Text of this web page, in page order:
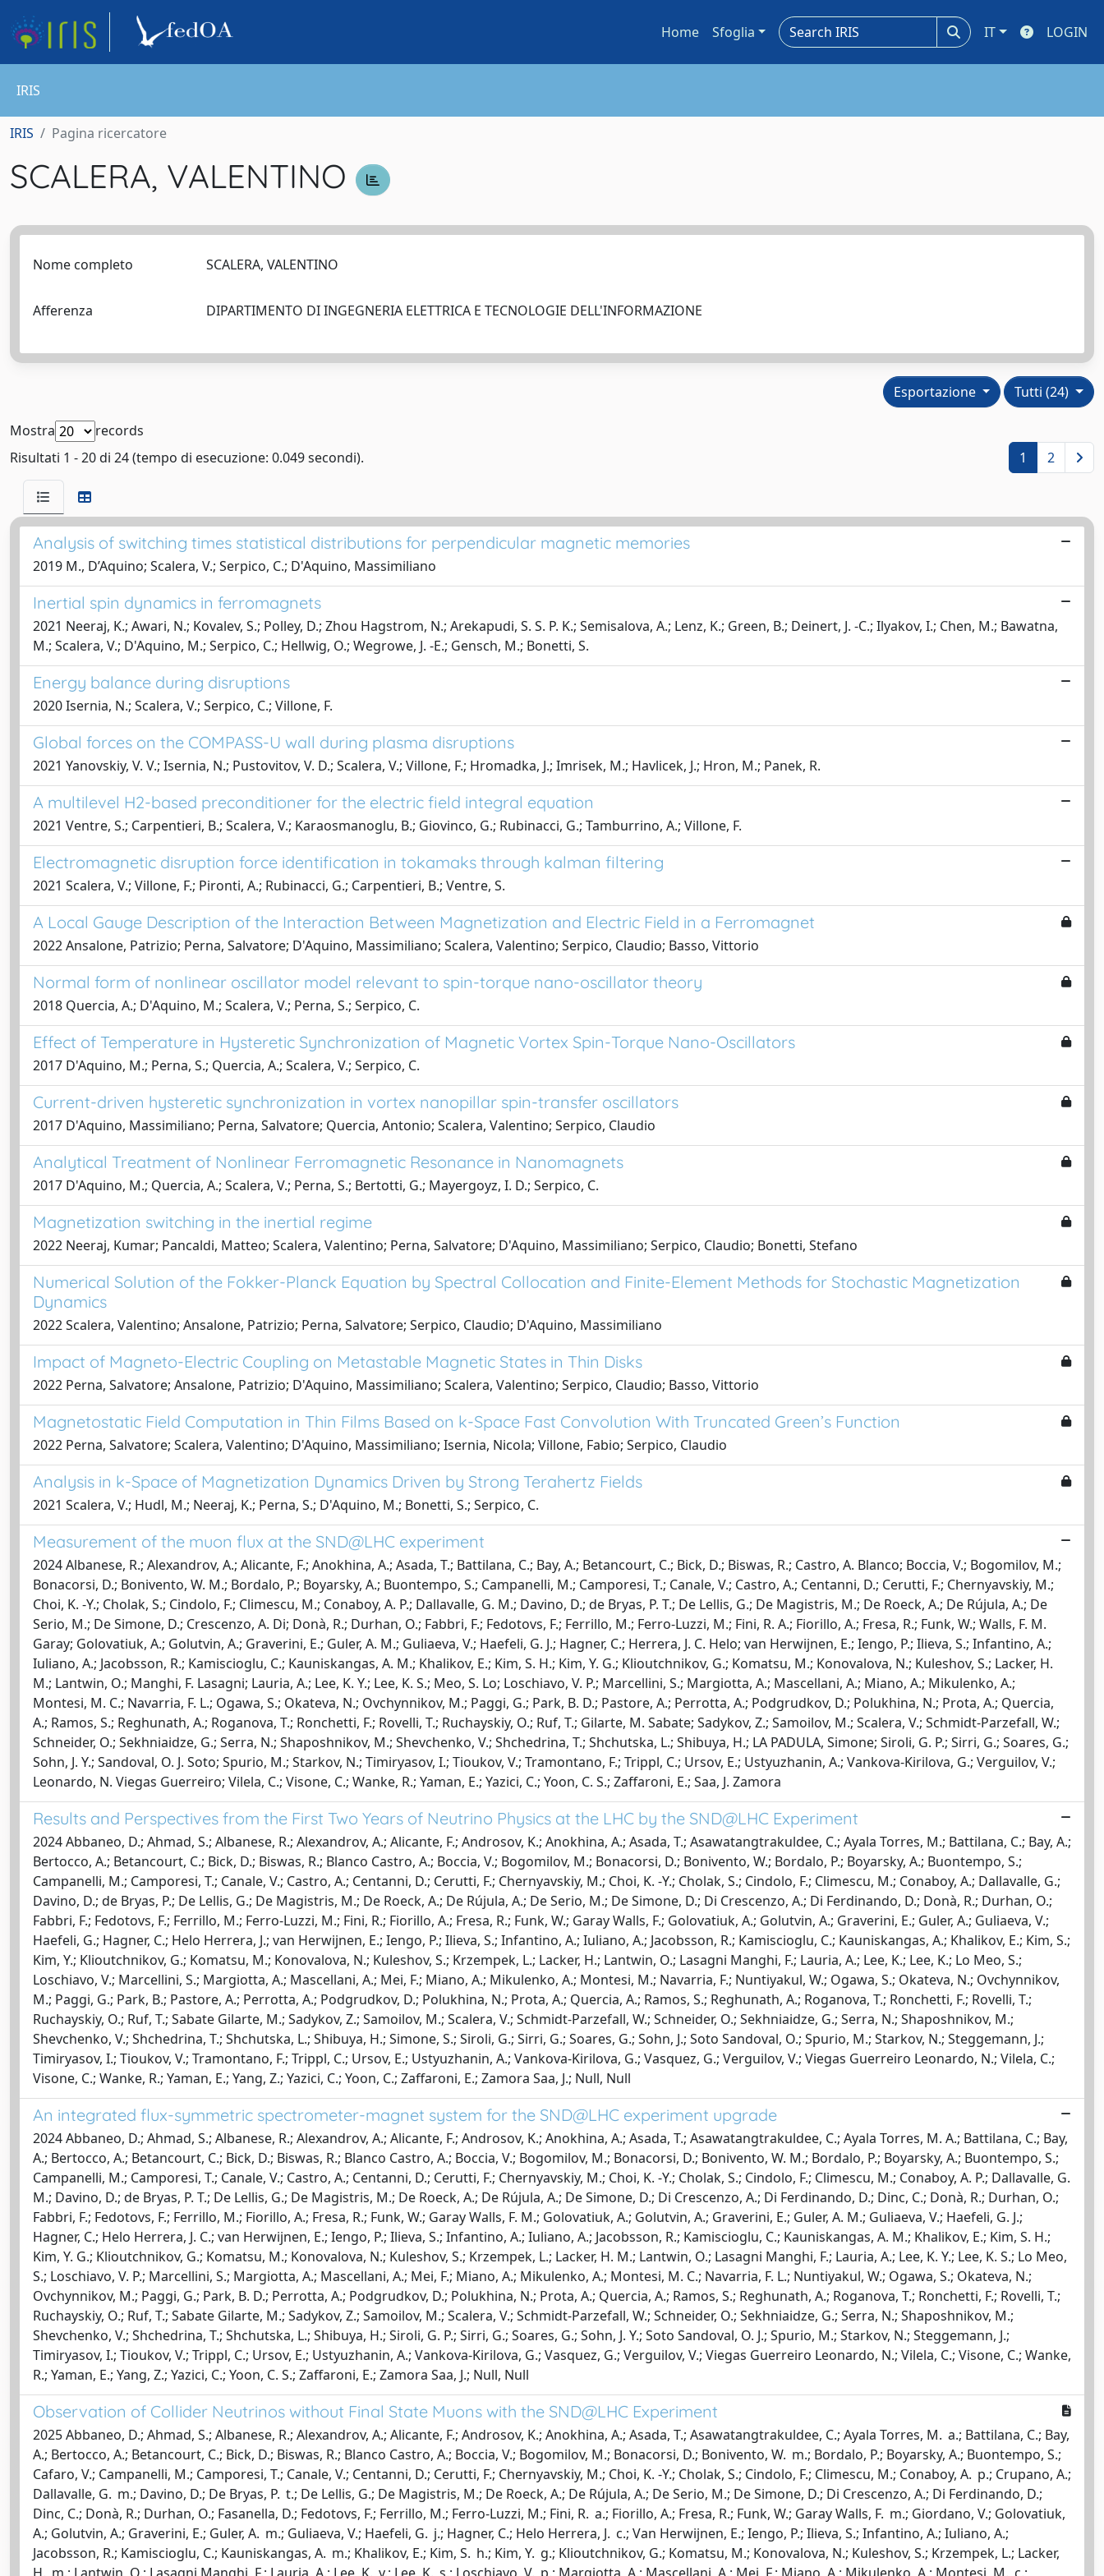
Home Sfoglia IT LOGIN
IRIS
IRIS Pagina ricercatore
SCALERA, VALENTINO
Nome completo SCALERA, VALENTINO
Afferenza DIPARTIMENTO DI INGEGNERIA ELETTRICA E TECNOLOGIE DELL'INFORMAZIONE
Tutti (24)
Esportazione
Mostra
records
Risultati 1 - 20 di 24 (tempo di esecuzione: 0.049 secondi).
1 2
Analysis of switching times statistical distributions for perpendicular magnetic memories
2019 M., D’Aquino; Scalera, V.; Serpico, C.; D'Aquino, Massimiliano
Inertial spin dynamics in ferromagnets
2021 Neeraj, K.; Awari, N.; Kovalev, S.; Polley, D.; Zhou Hagstrom, N.; Arekapudi, S. S. P. K.; Semisalova, A.; Lenz, K.; Green, B.; Deinert, J. -C.; Ilyakov, I.; Chen, M.; Bawatna,
M.; Scalera, V.; D'Aquino, M.; Serpico, C.; Hellwig, O.; Wegrowe, J. -E.; Gensch, M.; Bonetti, S.
Energy balance during disruptions
2020 Isernia, N.; Scalera, V.; Serpico, C.; Villone, F.
Global forces on the COMPASS-U wall during plasma disruptions
2021 Yanovskiy, V. V.; Isernia, N.; Pustovitov, V. D.; Scalera, V.; Villone, F.; Hromadka, J.; Imrisek, M.; Havlicek, J.; Hron, M.; Panek, R.
A multilevel H2-based preconditioner for the electric field integral equation
2021 Ventre, S.; Carpentieri, B.; Scalera, V.; Karaosmanoglu, B.; Giovinco, G.; Rubinacci, G.; Tamburrino, A.; Villone, F.
Electromagnetic disruption force identification in tokamaks through kalman filtering
2021 Scalera, V.; Villone, F.; Pironti, A.; Rubinacci, G.; Carpentieri, B.; Ventre, S.
A Local Gauge Description of the Interaction Between Magnetization and Electric Field in a Ferromagnet
2022 Ansalone, Patrizio; Perna, Salvatore; D'Aquino, Massimiliano; Scalera, Valentino; Serpico, Claudio; Basso, Vittorio
Normal form of nonlinear oscillator model relevant to spin-torque nano-oscillator theory
2018 Quercia, A.; D'Aquino, M.; Scalera, V.; Perna, S.; Serpico, C.
Effect of Temperature in Hysteretic Synchronization of Magnetic Vortex Spin-Torque Nano-Oscillators
2017 D'Aquino, M.; Perna, S.; Quercia, A.; Scalera, V.; Serpico, C.
Current-driven hysteretic synchronization in vortex nanopillar spin-transfer oscillators
2017 D'Aquino, Massimiliano; Perna, Salvatore; Quercia, Antonio; Scalera, Valentino; Serpico, Claudio
Analytical Treatment of Nonlinear Ferromagnetic Resonance in Nanomagnets
2017 D'Aquino, M.; Quercia, A.; Scalera, V.; Perna, S.; Bertotti, G.; Mayergoyz, I. D.; Serpico, C.
Magnetization switching in the inertial regime
2022 Neeraj, Kumar; Pancaldi, Matteo; Scalera, Valentino; Perna, Salvatore; D'Aquino, Massimiliano; Serpico, Claudio; Bonetti, Stefano
Numerical Solution of the Fokker-Planck Equation by Spectral Collocation and Finite-Element Methods for Stochastic Magnetization
Dynamics
2022 Scalera, Valentino; Ansalone, Patrizio; Perna, Salvatore; Serpico, Claudio; D'Aquino, Massimiliano
Impact of Magneto-Electric Coupling on Metastable Magnetic States in Thin Disks
2022 Perna, Salvatore; Ansalone, Patrizio; D'Aquino, Massimiliano; Scalera, Valentino; Serpico, Claudio; Basso, Vittorio
Magnetostatic Field Computation in Thin Films Based on k-Space Fast Convolution With Truncated Green’s Function
2022 Perna, Salvatore; Scalera, Valentino; D'Aquino, Massimiliano; Isernia, Nicola; Villone, Fabio; Serpico, Claudio
Analysis in k-Space of Magnetization Dynamics Driven by Strong Terahertz Fields
2021 Scalera, V.; Hudl, M.; Neeraj, K.; Perna, S.; D'Aquino, M.; Bonetti, S.; Serpico, C.
Measurement of the muon flux at the SND@LHC experiment
2024 Albanese, R.; Alexandrov, A.; Alicante, F.; Anokhina, A.; Asada, T.; Battilana, C.; Bay, A.; Betancourt, C.; Bick, D.; Biswas, R.; Castro, A. Blanco; Boccia, V.; Bogomilov, M.;
Bonacorsi, D.; Bonivento, W. M.; Bordalo, P.; Boyarsky, A.; Buontempo, S.; Campanelli, M.; Camporesi, T.; Canale, V.; Castro, A.; Centanni, D.; Cerutti, F.; Chernyavskiy, M.;
Choi, K. -Y.; Cholak, S.; Cindolo, F.; Climescu, M.; Conaboy, A. P.; Dallavalle, G. M.; Davino, D.; de Bryas, P. T.; De Lellis, G.; De Magistris, M.; De Roeck, A.; De Rújula, A.; De
Serio, M.; De Simone, D.; Crescenzo, A. Di; Donà, R.; Durhan, O.; Fabbri, F.; Fedotovs, F.; Ferrillo, M.; Ferro-Luzzi, M.; Fini, R. A.; Fiorillo, A.; Fresa, R.; Funk, W.; Walls, F. M.
Garay; Golovatiuk, A.; Golutvin, A.; Graverini, E.; Guler, A. M.; Guliaeva, V.; Haefeli, G. J.; Hagner, C.; Herrera, J. C. Helo; van Herwijnen, E.; Iengo, P.; Ilieva, S.; Infantino, A.;
Iuliano, A.; Jacobsson, R.; Kamiscioglu, C.; Kauniskangas, A. M.; Khalikov, E.; Kim, S. H.; Kim, Y. G.; Klioutchnikov, G.; Komatsu, M.; Konovalova, N.; Kuleshov, S.; Lacker, H.
M.; Lantwin, O.; Manghi, F. Lasagni; Lauria, A.; Lee, K. Y.; Lee, K. S.; Meo, S. Lo; Loschiavo, V. P.; Marcellini, S.; Margiotta, A.; Mascellani, A.; Miano, A.; Mikulenko, A.;
Montesi, M. C.; Navarria, F. L.; Ogawa, S.; Okateva, N.; Ovchynnikov, M.; Paggi, G.; Park, B. D.; Pastore, A.; Perrotta, A.; Podgrudkov, D.; Polukhina, N.; Prota, A.; Quercia,
A.; Ramos, S.; Reghunath, A.; Roganova, T.; Ronchetti, F.; Rovelli, T.; Ruchayskiy, O.; Ruf, T.; Gilarte, M. Sabate; Sadykov, Z.; Samoilov, M.; Scalera, V.; Schmidt-Parzefall, W.;
Schneider, O.; Sekhniaidze, G.; Serra, N.; Shaposhnikov, M.; Shevchenko, V.; Shchedrina, T.; Shchutska, L.; Shibuya, H.; LA PADULA, Simone; Siroli, G. P.; Sirri, G.; Soares, G.;
Sohn, J. Y.; Sandoval, O. J. Soto; Spurio, M.; Starkov, N.; Timiryasov, I.; Tioukov, V.; Tramontano, F.; Trippl, C.; Ursov, E.; Ustyuzhanin, A.; Vankova-Kirilova, G.; Verguilov, V.;
Leonardo, N. Viegas Guerreiro; Vilela, C.; Visone, C.; Wanke, R.; Yaman, E.; Yazici, C.; Yoon, C. S.; Zaffaroni, E.; Saa, J. Zamora
Results and Perspectives from the First Two Years of Neutrino Physics at the LHC by the SND@LHC Experiment
2024 Abbaneo, D.; Ahmad, S.; Albanese, R.; Alexandrov, A.; Alicante, F.; Androsov, K.; Anokhina, A.; Asada, T.; Asawatangtrakuldee, C.; Ayala Torres, M.; Battilana, C.; Bay, A.;
Bertocco, A.; Betancourt, C.; Bick, D.; Biswas, R.; Blanco Castro, A.; Boccia, V.; Bogomilov, M.; Bonacorsi, D.; Bonivento, W.; Bordalo, P.; Boyarsky, A.; Buontempo, S.;
Campanelli, M.; Camporesi, T.; Canale, V.; Castro, A.; Centanni, D.; Cerutti, F.; Chernyavskiy, M.; Choi, K. -Y.; Cholak, S.; Cindolo, F.; Climescu, M.; Conaboy, A.; Dallavalle, G.;
Davino, D.; de Bryas, P.; De Lellis, G.; De Magistris, M.; De Roeck, A.; De Rújula, A.; De Serio, M.; De Simone, D.; Di Crescenzo, A.; Di Ferdinando, D.; Donà, R.; Durhan, O.;
Fabbri, F.; Fedotovs, F.; Ferrillo, M.; Ferro-Luzzi, M.; Fini, R.; Fiorillo, A.; Fresa, R.; Funk, W.; Garay Walls, F.; Golovatiuk, A.; Golutvin, A.; Graverini, E.; Guler, A.; Guliaeva, V.;
Haefeli, G.; Hagner, C.; Helo Herrera, J.; van Herwijnen, E.; Iengo, P.; Ilieva, S.; Infantino, A.; Iuliano, A.; Jacobsson, R.; Kamiscioglu, C.; Kauniskangas, A.; Khalikov, E.; Kim, S.;
Kim, Y.; Klioutchnikov, G.; Komatsu, M.; Konovalova, N.; Kuleshov, S.; Krzempek, L.; Lacker, H.; Lantwin, O.; Lasagni Manghi, F.; Lauria, A.; Lee, K.; Lee, K.; Lo Meo, S.;
Loschiavo, V.; Marcellini, S.; Margiotta, A.; Mascellani, A.; Mei, F.; Miano, A.; Mikulenko, A.; Montesi, M.; Navarria, F.; Nuntiyakul, W.; Ogawa, S.; Okateva, N.; Ovchynnikov,
M.; Paggi, G.; Park, B.; Pastore, A.; Perrotta, A.; Podgrudkov, D.; Polukhina, N.; Prota, A.; Quercia, A.; Ramos, S.; Reghunath, A.; Roganova, T.; Ronchetti, F.; Rovelli, T.;
Ruchayskiy, O.; Ruf, T.; Sabate Gilarte, M.; Sadykov, Z.; Samoilov, M.; Scalera, V.; Schmidt-Parzefall, W.; Schneider, O.; Sekhniaidze, G.; Serra, N.; Shaposhnikov, M.;
Shevchenko, V.; Shchedrina, T.; Shchutska, L.; Shibuya, H.; Simone, S.; Siroli, G.; Sirri, G.; Soares, G.; Sohn, J.; Soto Sandoval, O.; Spurio, M.; Starkov, N.; Steggemann, J.;
Timiryasov, I.; Tioukov, V.; Tramontano, F.; Trippl, C.; Ursov, E.; Ustyuzhanin, A.; Vankova-Kirilova, G.; Vasquez, G.; Verguilov, V.; Viegas Guerreiro Leonardo, N.; Vilela, C.;
Visone, C.; Wanke, R.; Yaman, E.; Yang, Z.; Yazici, C.; Yoon, C.; Zaffaroni, E.; Zamora Saa, J.; Null, Null
An integrated flux-symmetric spectrometer-magnet system for the SND@LHC experiment upgrade
2024 Abbaneo, D.; Ahmad, S.; Albanese, R.; Alexandrov, A.; Alicante, F.; Androsov, K.; Anokhina, A.; Asada, T.; Asawatangtrakuldee, C.; Ayala Torres, M. A.; Battilana, C.; Bay,
A.; Bertocco, A.; Betancourt, C.; Bick, D.; Biswas, R.; Blanco Castro, A.; Boccia, V.; Bogomilov, M.; Bonacorsi, D.; Bonivento, W. M.; Bordalo, P.; Boyarsky, A.; Buontempo, S.;
Campanelli, M.; Camporesi, T.; Canale, V.; Castro, A.; Centanni, D.; Cerutti, F.; Chernyavskiy, M.; Choi, K. -Y.; Cholak, S.; Cindolo, F.; Climescu, M.; Conaboy, A. P.; Dallavalle, G.
M.; Davino, D.; de Bryas, P. T.; De Lellis, G.; De Magistris, M.; De Roeck, A.; De Rújula, A.; De Simone, D.; Di Crescenzo, A.; Di Ferdinando, D.; Dinc, C.; Donà, R.; Durhan, O.;
Fabbri, F.; Fedotovs, F.; Ferrillo, M.; Fiorillo, A.; Fresa, R.; Funk, W.; Garay Walls, F. M.; Golovatiuk, A.; Golutvin, A.; Graverini, E.; Guler, A. M.; Guliaeva, V.; Haefeli, G. J.;
Hagner, C.; Helo Herrera, J. C.; van Herwijnen, E.; Iengo, P.; Ilieva, S.; Infantino, A.; Iuliano, A.; Jacobsson, R.; Kamiscioglu, C.; Kauniskangas, A. M.; Khalikov, E.; Kim, S. H.;
Kim, Y. G.; Klioutchnikov, G.; Komatsu, M.; Konovalova, N.; Kuleshov, S.; Krzempek, L.; Lacker, H. M.; Lantwin, O.; Lasagni Manghi, F.; Lauria, A.; Lee, K. Y.; Lee, K. S.; Lo Meo,
S.; Loschiavo, V. P.; Marcellini, S.; Margiotta, A.; Mascellani, A.; Mei, F.; Miano, A.; Mikulenko, A.; Montesi, M. C.; Navarria, F. L.; Nuntiyakul, W.; Ogawa, S.; Okateva, N.;
Ovchynnikov, M.; Paggi, G.; Park, B. D.; Perrotta, A.; Podgrudkov, D.; Polukhina, N.; Prota, A.; Quercia, A.; Ramos, S.; Reghunath, A.; Roganova, T.; Ronchetti, F.; Rovelli, T.;
Ruchayskiy, O.; Ruf, T.; Sabate Gilarte, M.; Sadykov, Z.; Samoilov, M.; Scalera, V.; Schmidt-Parzefall, W.; Schneider, O.; Sekhniaidze, G.; Serra, N.; Shaposhnikov, M.;
Shevchenko, V.; Shchedrina, T.; Shchutska, L.; Shibuya, H.; Siroli, G. P.; Sirri, G.; Soares, G.; Sohn, J. Y.; Soto Sandoval, O. J.; Spurio, M.; Starkov, N.; Steggemann, J.;
Timiryasov, I.; Tioukov, V.; Trippl, C.; Ursov, E.; Ustyuzhanin, A.; Vankova-Kirilova, G.; Vasquez, G.; Verguilov, V.; Viegas Guerreiro Leonardo, N.; Vilela, C.; Visone, C.; Wanke,
R.; Yaman, E.; Yang, Z.; Yazici, C.; Yoon, C. S.; Zaffaroni, E.; Zamora Saa, J.; Null, Null
Observation of Collider Neutrinos without Final State Muons with the SND@LHC Experiment
2025 Abbaneo, D.; Ahmad, S.; Albanese, R.; Alexandrov, A.; Alicante, F.; Androsov, K.; Anokhina, A.; Asada, T.; Asawatangtrakuldee, C.; Ayala Torres, M. a.; Battilana, C.; Bay,
A.; Bertocco, A.; Betancourt, C.; Bick, D.; Biswas, R.; Blanco Castro, A.; Boccia, V.; Bogomilov, M.; Bonacorsi, D.; Bonivento, W. m.; Bordalo, P.; Boyarsky, A.; Buontempo, S.;
Cafaro, V.; Campanelli, M.; Camporesi, T.; Canale, V.; Centanni, D.; Cerutti, F.; Chernyavskiy, M.; Choi, K. -Y.; Cholak, S.; Cindolo, F.; Climescu, M.; Conaboy, A. p.; Crupano, A.;
Dallavalle, G. m.; Davino, D.; De Bryas, P. t.; De Lellis, G.; De Magistris, M.; De Roeck, A.; De Rújula, A.; De Serio, M.; De Simone, D.; Di Crescenzo, A.; Di Ferdinando, D.;
Dinc, C.; Donà, R.; Durhan, O.; Fasanella, D.; Fedotovs, F.; Ferrillo, M.; Ferro-Luzzi, M.; Fini, R. a.; Fiorillo, A.; Fresa, R.; Funk, W.; Garay Walls, F. m.; Giordano, V.; Golovatiuk,
A.; Golutvin, A.; Graverini, E.; Guler, A. m.; Guliaeva, V.; Haefeli, G. j.; Hagner, C.; Helo Herrera, J. c.; Van Herwijnen, E.; Iengo, P.; Ilieva, S.; Infantino, A.; Iuliano, A.;
Jacobsson, R.; Kamiscioglu, C.; Kauniskangas, A. m.; Khalikov, E.; Kim, S. h.; Kim, Y. g.; Klioutchnikov, G.; Komatsu, M.; Konovalova, N.; Kuleshov, S.; Krzempek, L.; Lacker,